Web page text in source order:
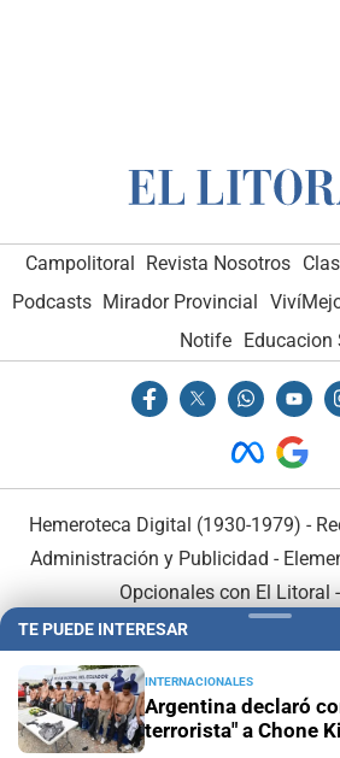
Campolitoral Revista Nosotros
Podcasts Mirador Provincial
Notife Educacion
Hemeroteca Digital (1930-1979) -
Administración y Publicidad -
Opcionales con El Litoral -
TE PUEDE INTERESAR
INTERNACIONALES
Argentina declaró
terrorista" a Chone